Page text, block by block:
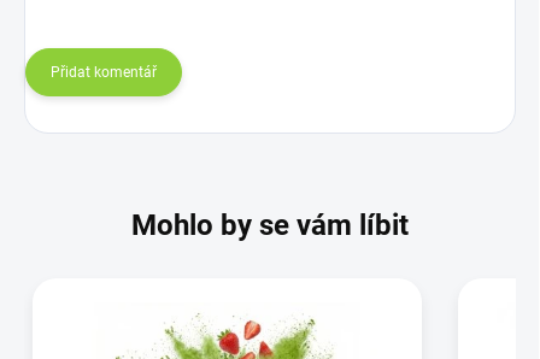
Přidat komentář
Mohlo by se vám líbit